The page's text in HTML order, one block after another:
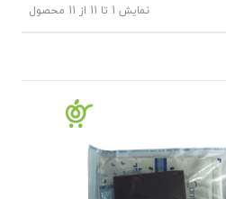
نمایش 1 تا 11 از 11 محصول